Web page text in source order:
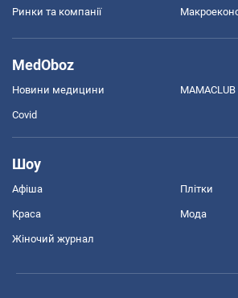
Ринки та компанії
MedOboz
Новини медицини MAMACLUB
Covid
Шоу
Афіша Плітки
Краса Мода
Жіночий журнал